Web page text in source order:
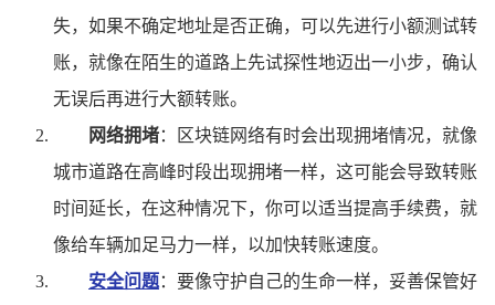
失，如果不确定地址是否正确，可以先进行小额测试转
账，就像在陌生的道路上先试探性地迈出一小步，确认
无误后再进行大额转账。
网络拥堵：区块链网络有时会出现拥堵情况，就像
城市道路在高峰时段出现拥堵一样，这可能会导致转账
时间延长，在这种情况下，你可以适当提高手续费，就
像给车辆加足马力一样，以加快转账速度。
安全问题：要像守护自己的生命一样，妥善保管好